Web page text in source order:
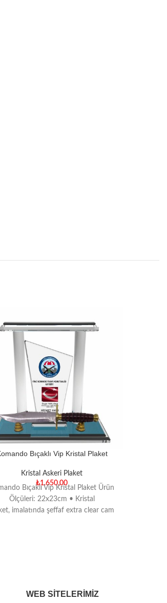
Bıçaklı Vip Kristal Plaket
Kristal Askeri Plaket
₺1.650,00
Bıçaklı Vip Kristal Plaket Ürün
Ölçüleri: 22x23cm • Kristal
imalatında şeffaf extra clear cam
WEB SITELERIMIZ